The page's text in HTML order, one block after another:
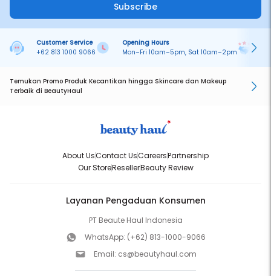
Subscribe
Customer Service
+62 813 1000 9066
Opening Hours
Mon–Fri 10am–5pm, Sat 10am–2pm
Temukan Promo Produk Kecantikan hingga Skincare dan Makeup
Terbaik di BeautyHaul
About UsContact UsCareersPartnership
Our StoreResellerBeauty Review
Layanan Pengaduan Konsumen
PT Beaute Haul Indonesia
WhatsApp: (+62) 813-1000-9066
Email: cs@beautyhaul.com